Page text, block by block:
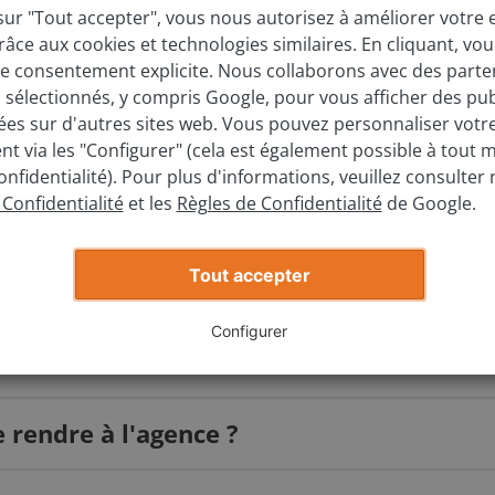
est le modèle ?
est l'année de mise en circulation ?
Évaluez gratuitement
?
à l'agence ?
"Tout accepter", vous nous autorisez à améliorer votre
aux cookies et technologies similaires. En cliquant,
consentement explicite. Nous collaborons avec des
y compris Google, pour vous afficher des
sur d'autres sites web. Vous pouvez personnaliser
via les "Configurer" (cela est également possible à tout
Pour plus d'informations, veuillez consulter
et les Règles de Confidentialitéde Google.
Tout accepter
Configurer